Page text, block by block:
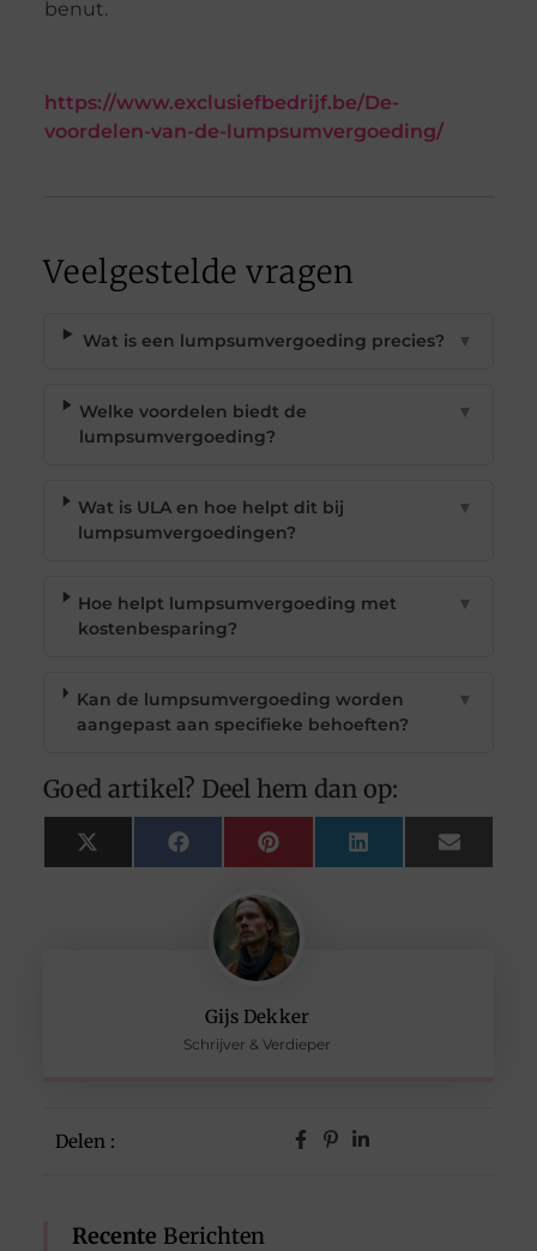
Gijs Dekker
Schrijver & Verdieper
Delen :
Recente Berichten
benut.
https://www.exclusiefbedrijf.be/De-
voordelen-van-de-lumpsumvergoeding/
Veelgestelde vragen
Wat is een lumpsumvergoeding precies? ▼
Welke voordelen biedt de
lumpsumvergoeding?
▼
Wat is ULA en hoe helpt dit bij
lumpsumvergoedingen?
▼
Hoe helpt lumpsumvergoeding met
kostenbesparing?
▼
Kan de lumpsumvergoeding worden
aangepast aan specifieke behoeften?
▼
Goed artikel? Deel hem dan op:
X
(Twitter)
FacebookPinterest LinkedIn Email